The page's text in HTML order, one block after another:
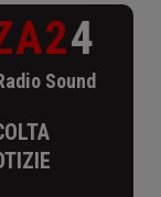
4
Sound